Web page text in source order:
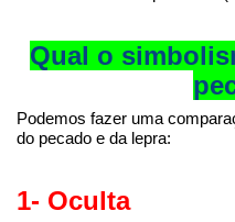
Qual o
Podemos fazer uma
do pecado e da lepra:
1- Oculta